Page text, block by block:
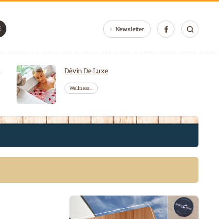
Newsletter
Děvín De Luxe
Wellness…